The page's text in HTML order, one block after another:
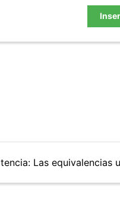
Las equivalencias